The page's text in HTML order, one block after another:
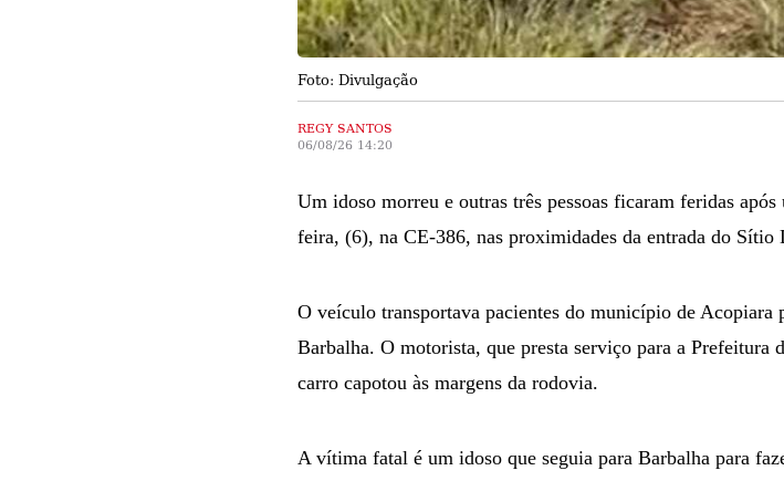
Foto: Divulgação
REGY SANTOS
06/08/26 14:20
Um idoso morreu e outras três pessoas ficaram feridas
feira, (6), na CE-386, nas proximidades da entrada do Sítio
O veículo transportava pacientes do município de Acopiara
Barbalha. O motorista, que presta serviço para a
carro capotou às margens da rodovia.
A vítima fatal é um idoso que seguia para Barbalha para